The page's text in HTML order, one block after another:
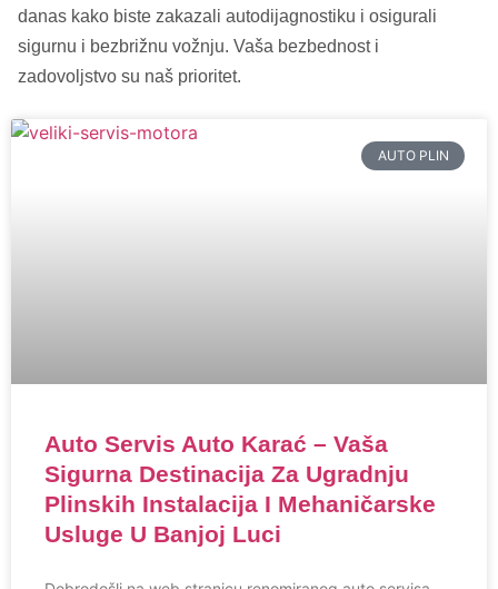
danas kako biste zakazali autodijagnostiku i osigurali
sigurnu i bezbrižnu vožnju. Vaša bezbednost i
zadovoljstvo su naš prioritet.
AUTO PLIN
Auto Servis Auto Karać – Vaša
Sigurna Destinacija Za Ugradnju
Plinskih Instalacija I Mehaničarske
Usluge U Banjoj Luci